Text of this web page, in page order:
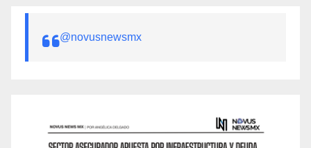
@novusnewsmx